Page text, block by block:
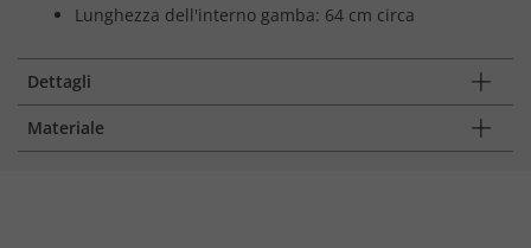
Lunghezza dell'interno gamba: 64 cm circa
Dettagli
Materiale